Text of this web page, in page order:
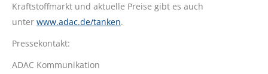
Kraftstoffmarkt und aktuelle Preise gibt es auch
unter www.adac.de/tanken.
Pressekontakt:
ADAC Kommunikation